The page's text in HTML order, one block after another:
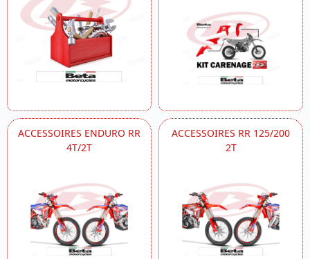
ACCESSOIRES ENDURO RR
4T/2T
ACCESSOIRES RR 125/200
2T